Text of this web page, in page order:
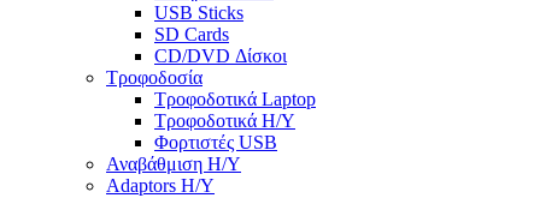
USB Sticks
SD Cards
CD/DVD Δίσκοι
Τροφοδοσία
Τροφοδοτικά Laptop
Τροφοδοτικά Η/Υ
Φορτιστές USB
Αναβάθμιση Η/Υ
Adaptors Η/Υ